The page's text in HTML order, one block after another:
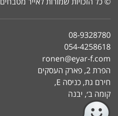
08-9328780
054-4258618
ronen@eyar-f.com
הפרת 2, פארק העסקים
חירם גת, כניסה E,
קומה ב׳, יבנה